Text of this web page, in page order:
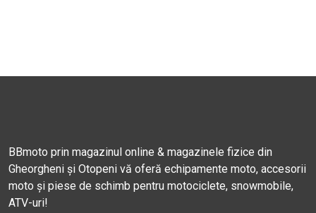
BBmoto prin magazinul online & magazinele fizice din
Gheorgheni și Otopeni vă oferă echipamente moto, accesorii
moto și piese de schimb pentru motociclete, snowmobile,
ATV-uri!